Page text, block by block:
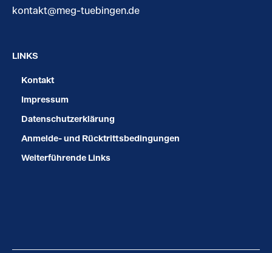
kontakt@meg-tuebingen.de
LINKS
Kontakt
Impressum
Datenschutzerklärung
Anmelde- und Rücktrittsbedingungen
Weiterführende Links